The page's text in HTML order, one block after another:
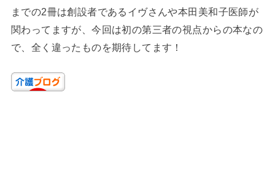
までの2冊は創設者であるイヴさんや本田美和子医師が
関わってますが、今回は初の第三者の視点からの本なの
で、全く違ったものを期待してます！